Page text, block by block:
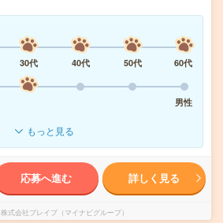
30代 40代 50代
60代
男性
もっと見る
応募へ進む 詳しく見る
株式会社ブレイブ（マイナビグループ）